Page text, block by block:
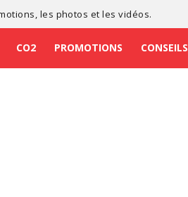
, les photos et les vidéos.
CO2 PROMOTIONS CONSEILS